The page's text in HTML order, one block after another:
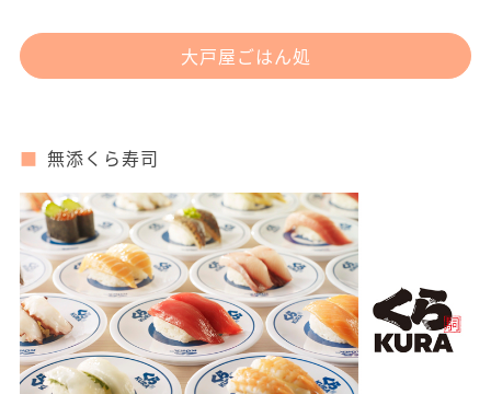
大戸屋ごはん処
無添くら寿司